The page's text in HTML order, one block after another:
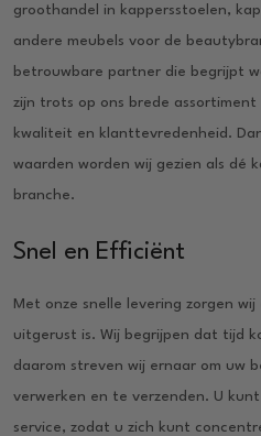
groothandel in kappersstoelen,
andere meubels voor de
betrouwbare partner die begrijpt
zijn trots op ons brede
kwaliteit en klanttevredenheid.
waarden worden wij gezien als dé
branche.
Snel en Efficiënt
Met onze snelle levering zorgen
uitgerust is. Wij begrijpen dat tijd
daarom streven wij ernaar om uw
verwerken en te verzenden. U
service, zodat u zich kunt